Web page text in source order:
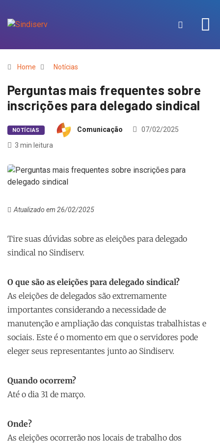
Home Notícias
Perguntas mais frequentes sobre
inscrições para delegado sindical
NOTÍCIAS Comunicação
07/02/2025
3 min leitura
Atualizado em 26/02/2025
Tire suas dúvidas sobre as eleições para delegado
sindical no Sindiserv.
O que são as eleições para delegado sindical?
As eleições de delegados são extremamente
importantes considerando a necessidade de
manutenção e ampliação das conquistas trabalhistas e
sociais. Este é o momento em que o servidores pode
eleger seus representantes junto ao Sindiserv.
Quando ocorrem?
Até o dia 31 de março.
Onde?
As eleições ocorrerão nos locais de trabalho dos